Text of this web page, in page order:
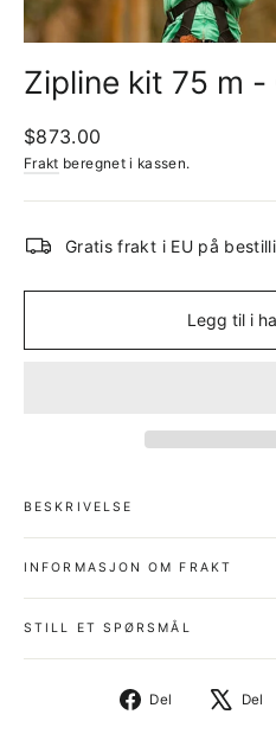
Zipline kit 75 m -
Ordinær
pris
$873.00
Frakt beregnet i kassen.
Gratis frakt i EU på
Legg til i
BESKRIVELSE
INFORMASJON OM FRAKT
STILL ET SPØRSMÅL
Del
Del
Del